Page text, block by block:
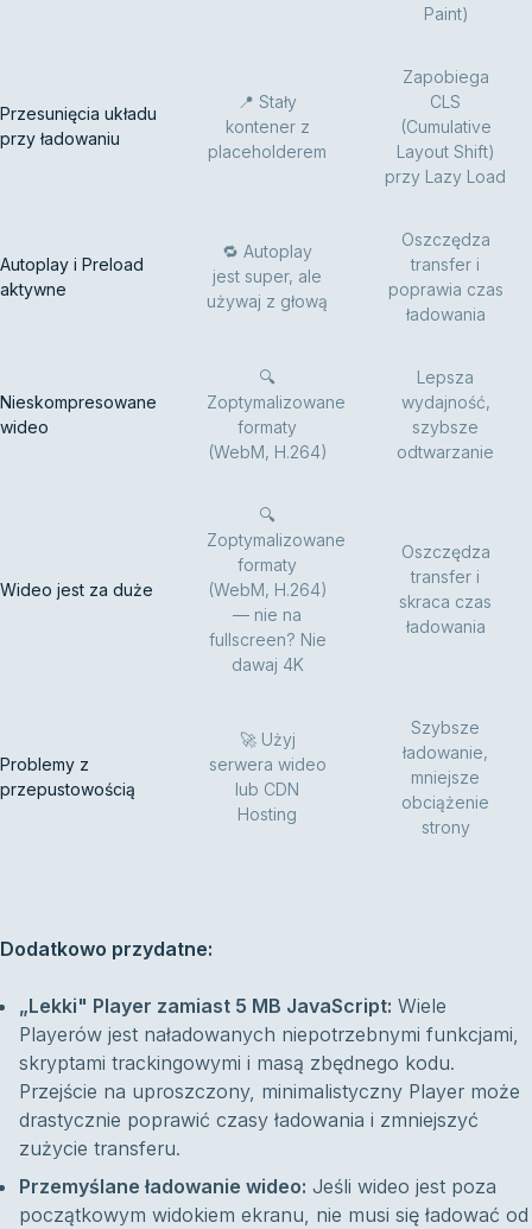
Paint)
Przesunięcia układu
przy ładowaniu
📍 Stały
kontener z
placeholderem
Zapobiega
CLS
(Cumulative
Layout Shift)
przy Lazy Load
Autoplay i Preload
aktywne
🔁 Autoplay
jest super, ale
używaj z głową
Oszczędza
transfer i
poprawia czas
ładowania
Nieskompresowane
wideo
🔍
Zoptymalizowane
formaty
(WebM, H.264)
Lepsza
wydajność,
szybsze
odtwarzanie
Wideo jest za duże
🔍
Zoptymalizowane
formaty
(WebM, H.264)
— nie na
fullscreen? Nie
dawaj 4K
Oszczędza
transfer i
skraca czas
ładowania
Problemy z
przepustowością
🚀 Użyj
serwera wideo
lub CDN
Hosting
Szybsze
ładowanie,
mniejsze
obciążenie
strony
Dodatkowo przydatne:
„Lekki" Player zamiast 5 MB JavaScript: Wiele
Playerów jest naładowanych niepotrzebnymi funkcjami,
skryptami trackingowymi i masą zbędnego kodu.
Przejście na uproszczony, minimalistyczny Player może
drastycznie poprawić czasy ładowania i zmniejszyć
zużycie transferu.
Przemyślane ładowanie wideo: Jeśli wideo jest poza
początkowym widokiem ekranu, nie musi się ładować od